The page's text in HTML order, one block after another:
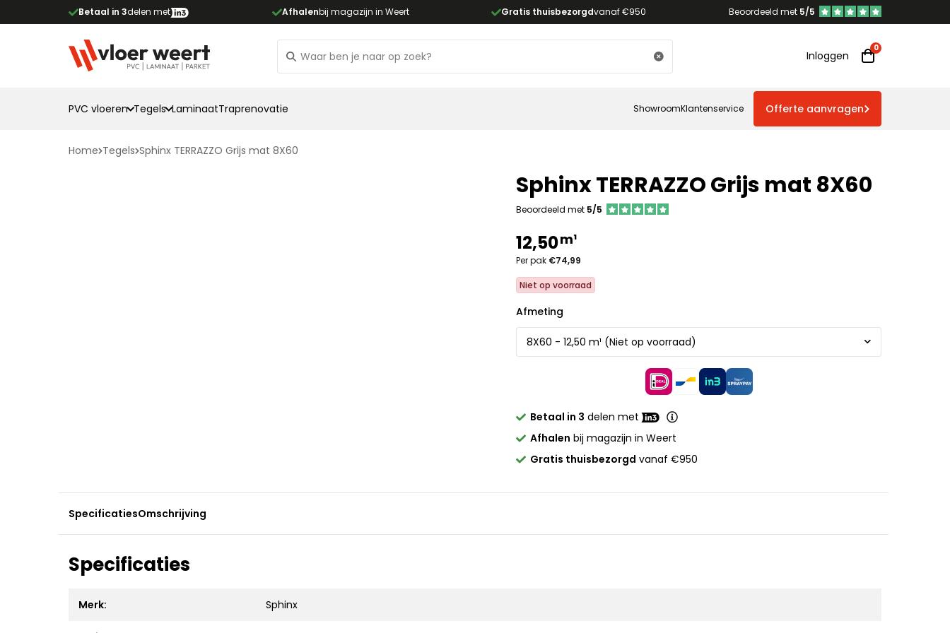
Betaal in 3delen met Afhalenbij magazijn in Weert Gratis thuisbezorgdvanaf €950 Beoordeeld met 5/5
Inloggen
PVC vloeren Tegels LaminaatTraprenovatie ShowroomKlantenservice Offerte aanvragen
Home Tegels Sphinx TERRAZZO Grijs mat 8X60
Sphinx TERRAZZO Grijs mat 8X60
Beoordeeld met 5/5
12,50m¹
Per pak €74,99
Niet op voorraad
Afmeting
Betaal in 3 delen met
Afhalen bij magazijn in Weert
Gratis thuisbezorgd vanaf €950
SpecificatiesOmschrijving
Specificaties
Merk: Sphinx